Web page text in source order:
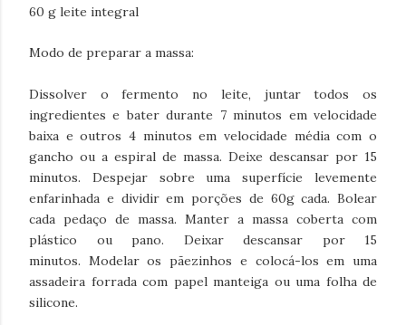
60 g leite integral
Modo de preparar a massa:
Dissolver o fermento no leite, juntar todos os
ingredientes e bater durante 7 minutos em velocidade
baixa e outros 4 minutos em velocidade média com o
gancho ou a espiral de massa. Deixe descansar por 15
minutos. Despejar sobre uma superfície levemente
enfarinhada e dividir em porções de 60g cada. Bolear
cada pedaço de massa. Manter a massa coberta com
plástico ou pano. Deixar descansar por 15
minutos. Modelar os pãezinhos e colocá-los em uma
assadeira forrada com papel manteiga ou uma folha de
silicone.